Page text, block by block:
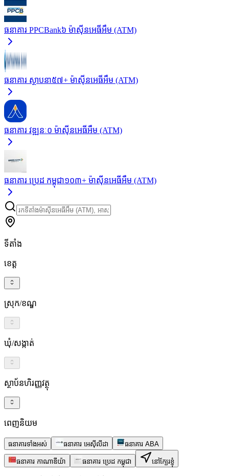
ធនាគារ PPCBank៦ ម៉ាស៊ីនអេធីអឹម (ATM)
ធនាគារ ស្ថាបនា៥៧+ ម៉ាស៊ីនអេធីអឹម (ATM)
ធនាគារ វឌ្ឍនៈ០ ម៉ាស៊ីនអេធីអឹម (ATM)
ធនាគារ ប្រេដ កម្ពុជា១០៣+ ម៉ាស៊ីនអេធីអឹម (ATM)
ទីតាំង
ខេត្ត
ស្រុក/ខណ្ឌ
ឃុំ/សង្កាត់
ស្ថាប័នហិរញ្ញវត្ថុ
ពេញនិយម
ធនាគារទាំងអស់ ធនាគារ អេស៊ីលីដា ធនាគារ ABA
ធនាគារ កាណាឌីយ៉ា ធនាគារ ប្រេដ កម្ពុជា នៅក្បែរខ្ញុំ